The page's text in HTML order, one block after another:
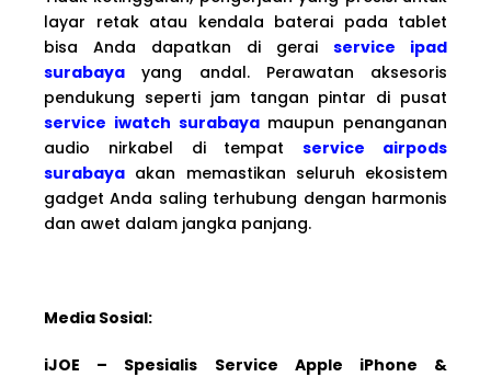
layar retak atau kendala baterai pada tablet
bisa Anda dapatkan di gerai service ipad
surabaya yang andal. Perawatan aksesoris
pendukung seperti jam tangan pintar di pusat
service iwatch surabayamaupun penanganan
audio nirkabel di tempatservice airpods
surabaya akan memastikan seluruh ekosistem
gadget Anda saling terhubung dengan harmonis
dan awet dalam jangka panjang.
Media Sosial:
iJOE – Spesialis Service Apple iPhone &